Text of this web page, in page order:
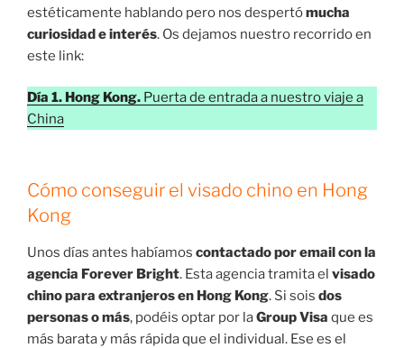
estéticamente hablando pero nos despertómucha
curiosidad e interés. Os dejamos nuestro recorrido en
este link:
Día 1. Hong Kong. Puerta de entrada a nuestro viaje a
China
Cómo conseguir el visado chino en Hong
Kong
Unos días antes habíamos contactado por email con la
agencia Forever Bright. Esta agencia tramita el visado
chino para extranjeros en Hong Kong. Si sois dos
personas o más, podéis optar por laGroup Visa que es
más barata y más rápida que el individual. Ese es el